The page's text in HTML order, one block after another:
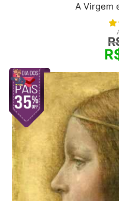
A Virgem